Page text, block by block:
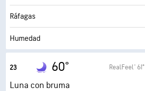
Ráfagas
Humedad
Punto de rocío
AccuLumen Brightness Index™
23 60° RealFeel® 61°
Luna con bruma